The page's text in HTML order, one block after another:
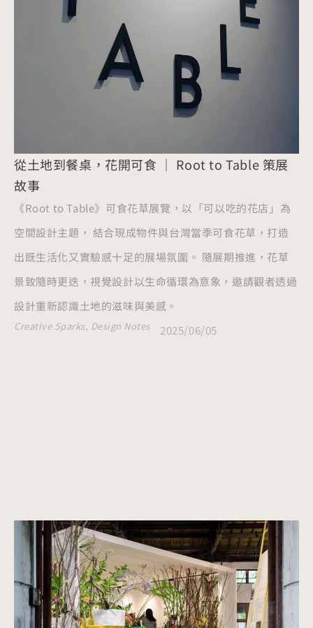
從土地到餐桌，花開可食 ｜ Root to Table 策展
故事
《Root to Table》可食花草展覽，以「可以吃的花店」為
空間設計主題， 結合現成物件與台灣當季可食花草，打造
出既生活化又實驗感十足的展場氛圍。 隨展期推進，花草
景致隨時更迭，視覺設計以生命循環為意象，邀請觀者透過
設計重新認識土地的滋味與美感。
Creative Sparks, Design Notes 2025/06/05